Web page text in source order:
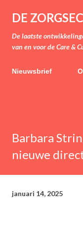
DE
De laatste
van en voor de Care &
Nieuwsbrief
Barbara
nieuwe
januari 14, 2025